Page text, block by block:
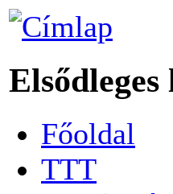
Főoldal
TTT